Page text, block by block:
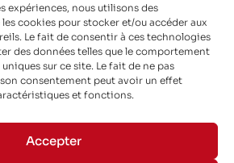
expériences, nous utilisons des
cookies pour stocker et/ou accéder aux
Le fait de consentir à ces technologies
des données telles que le comportement
sur ce site. Le fait de ne pas
consentement peut avoir un effet
et fonctions.
Accepter